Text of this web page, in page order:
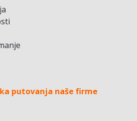
putovanja naše firme